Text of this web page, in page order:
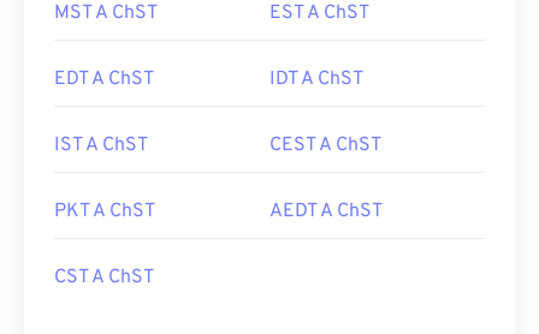
MST A ChST EST A ChST
EDT A ChST IDT A ChST
IST A ChST CEST A ChST
PKT A ChST AEDT A ChST
CST A ChST